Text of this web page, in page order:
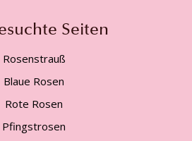
Seiten
Rosenstrauß
Blaue Rosen
Rote Rosen
Pfingstrosen